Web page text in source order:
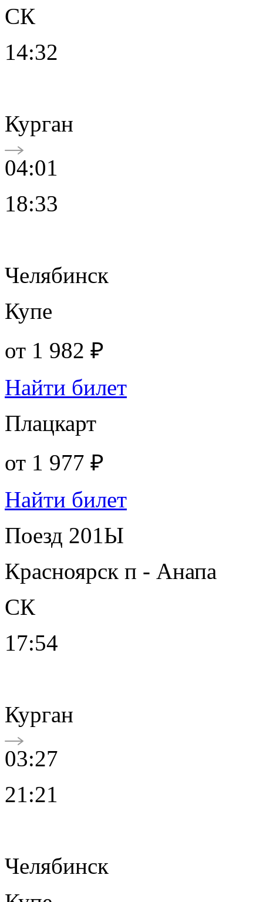
СК
14:32
Курган
04:01
18:33
Челябинск
Купе
от 1 982 ₽
Найти билет
Плацкарт
от 1 977 ₽
Найти билет
Поезд 201Ы
Красноярск п - Анапа
СК
17:54
Курган
03:27
21:21
Челябинск